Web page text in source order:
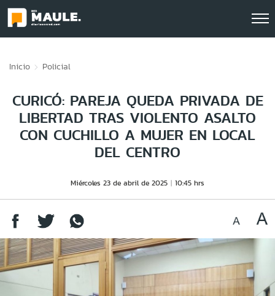
Inicio Policial
CURICÓ: PAREJA QUEDA PRIVADA DE
LIBERTAD TRAS VIOLENTO ASALTO
CON CUCHILLO A MUJER EN LOCAL
DEL CENTRO
Miércoles 23 de abril de 2025 10:45 hrs